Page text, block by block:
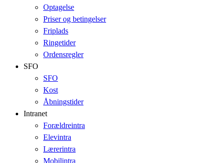
Optagelse
Priser og betingelser
Friplads
Ringetider
Ordensregler
SFO
SFO
Kost
Åbningstider
Intranet
Forældreintra
Elevintra
Lærerintra
Mobilintra